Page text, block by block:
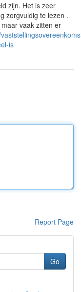
zijn. Het is zeer
zorgvuldig te lezen .
vaak zitten er
is
Report Page
Go